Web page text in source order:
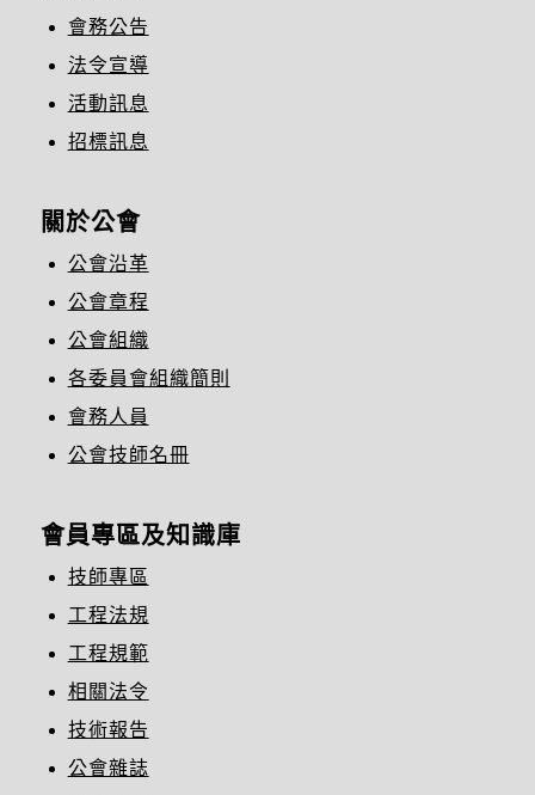
會務公告
法令宣導
活動訊息
招標訊息
關於公會
公會沿革
公會章程
公會組織
各委員會組織簡則
會務人員
公會技師名冊
會員專區及知識庫
技師專區
工程法規
工程規範
相關法令
技術報告
公會雜誌